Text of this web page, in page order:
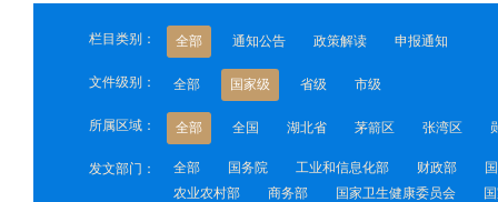
栏目类别： 全部 通知公告 政策解读 申报通知
文件级别： 全部 国家级 省级 市级
所属区域： 全部 全国 湖北省 茅箭区 张湾区
发文部门： 全部 国务院 工业和信息化部 财政部
农业农村部
商务部 国家卫生健康委员会